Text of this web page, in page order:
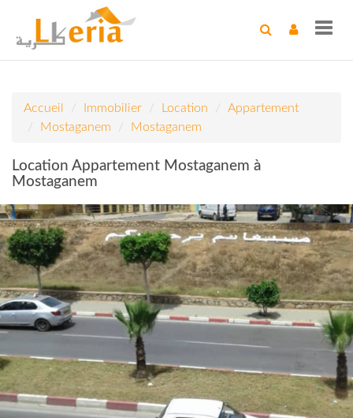
Accueil Immobilier Location
Appartement
Mostaganem
Mostaganem
Location Appartement Mostaganem à
Mostaganem